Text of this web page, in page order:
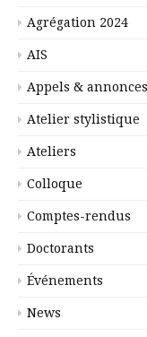
Agrégation 2024
AIS
Appels & annonces
Atelier stylistique
Ateliers
Colloque
Comptes-rendus
Doctorants
Événements
News